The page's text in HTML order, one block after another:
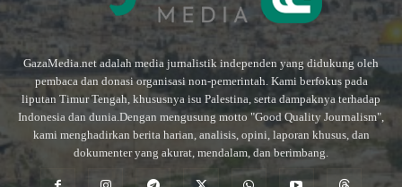
GazaMedia.net adalah media jurnalistik independen yang didukung oleh
pembaca dan donasi organisasi non-pemerintah. Kami berfokus pada
liputan Timur Tengah, khususnya isu Palestina, serta dampaknya terhadap
Indonesia dan dunia.Dengan mengusung motto "Good Quality Journalism",
kami menghadirkan berita harian, analisis, opini, laporan khusus, dan
dokumenter yang akurat, mendalam, dan berimbang.